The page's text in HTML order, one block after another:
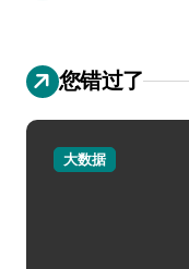
您错过了
大数据